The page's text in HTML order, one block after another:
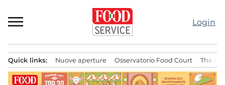
al
contenuto
Login
principale
Quick links: Nuove aperture Osservatorio Food Court The